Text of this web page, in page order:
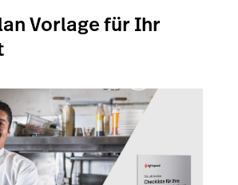
Vorlage für Ihr